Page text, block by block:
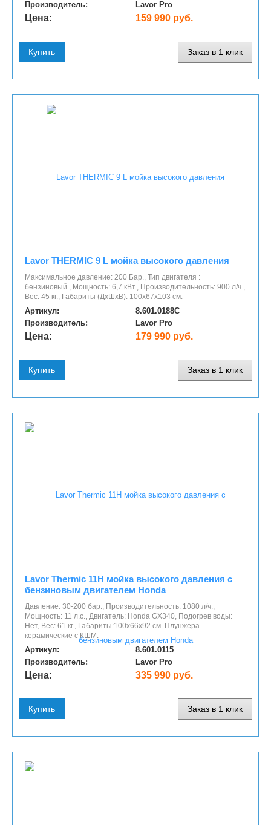
Производитель:
Lavor Pro
Цена: 159 990 руб.
Купить Заказ в 1 клик
Lavor THERMIC 9 L мойка высокого давления
Максимальное давление: 200 Бар., Тип двигателя :
бензиновый., Мощность: 6,7 кВт., Производительность: 900 л/ч.,
Вес: 45 кг., Габариты (ДхШхВ): 100х67х103 cм.
Артикул:
8.601.0188C
Производитель:
Lavor Pro
Цена: 179 990 руб.
Купить Заказ в 1 клик
Lavor Thermic 11H мойка высокого давления с
бензиновым двигателем Honda
Давление: 30-200 бар., Производительность: 1080 л/ч.,
Мощность: 11 л.с., Двигатель: Honda GX340, Подогрев воды:
Нет, Вес: 61 кг., Габариты:100x66x92 см. Плунжера
керамические с КШМ.
Артикул:
8.601.0115
Производитель:
Lavor Pro
Цена: 335 990 руб.
Купить Заказ в 1 клик